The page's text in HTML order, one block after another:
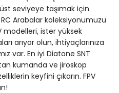
seviyeye taşımak için
Arabalar koleksiyonumuzu
modelleri, ister yüksek
arıyor olun, ihtiyaçlarınıza
var. En iyi Diatone SNT
kumanda ve jiroskop
keyfini çıkarın. FPV